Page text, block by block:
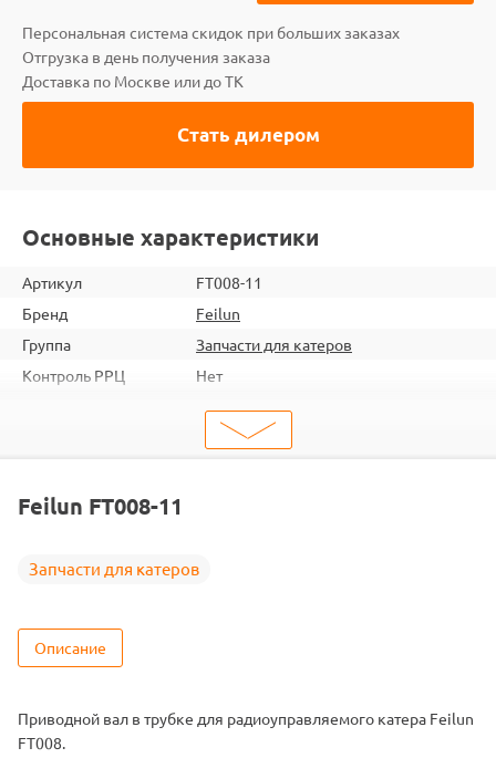
Персональная система скидок при больших заказах
Отгрузка в день получения заказа
Доставка по Москве или до ТК
Стать дилером
Основные характеристики
Артикул
FT008-11
Бренд
Feilun
Группа
Запчасти для катеров
Контроль РРЦ
Нет
2000000050072
Запчасти для судомоделей
Подходит
Feilun FT008-11
Запчасти для катеров
Описание
Приводной вал в трубке для радиоуправляемого катера Feilun
FT008.